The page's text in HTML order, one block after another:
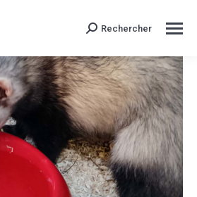
Search:Rechercher